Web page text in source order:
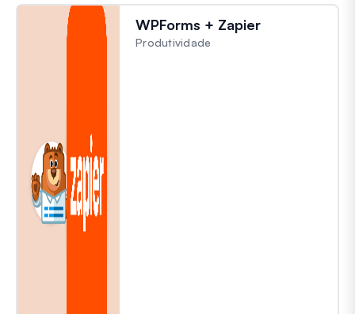
WPForms + Zapier
Produtividade